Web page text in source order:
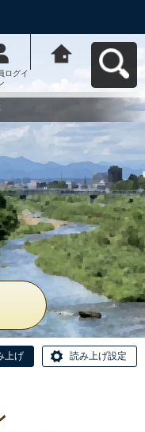
ログイ
動応援ｻｲﾄ はち
コミねっとへ戻
上げ 読み上げ設定